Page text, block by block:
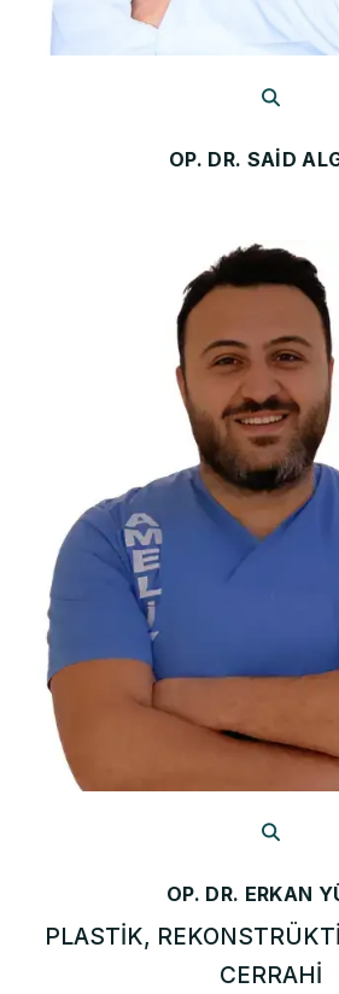
OP. DR. SAID
OP. DR. ERKAN
PLASTIK,
CERRAHI